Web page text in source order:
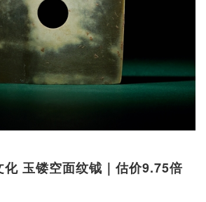
玉镂空面纹钺｜估价9.75倍